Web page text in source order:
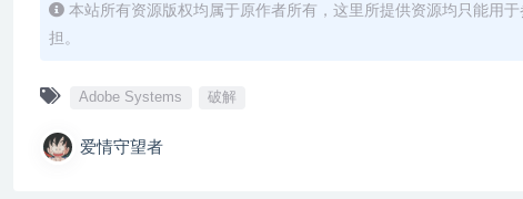
本站所有资源版权均属于原作者所有，这里所提供资源均只能用
担。
Adobe Systems 破解
爱情守望者